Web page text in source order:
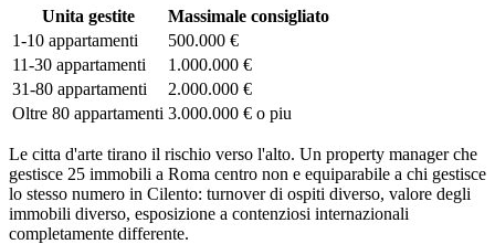
Unita gestite
Massimale consigliato
1-10 appartamenti
500.000 €
11-30 appartamenti
1.000.000 €
31-80 appartamenti
2.000.000 €
Oltre 80 appartamenti 3.000.000 € o piu
Le citta d'arte tirano il rischio verso l'alto. Un property manager che
gestisce 25 immobili a Roma centro non e equiparabile a chi gestisce
lo stesso numero in Cilento: turnover di ospiti diverso, valore degli
immobili diverso, esposizione a contenziosi internazionali
completamente differente.